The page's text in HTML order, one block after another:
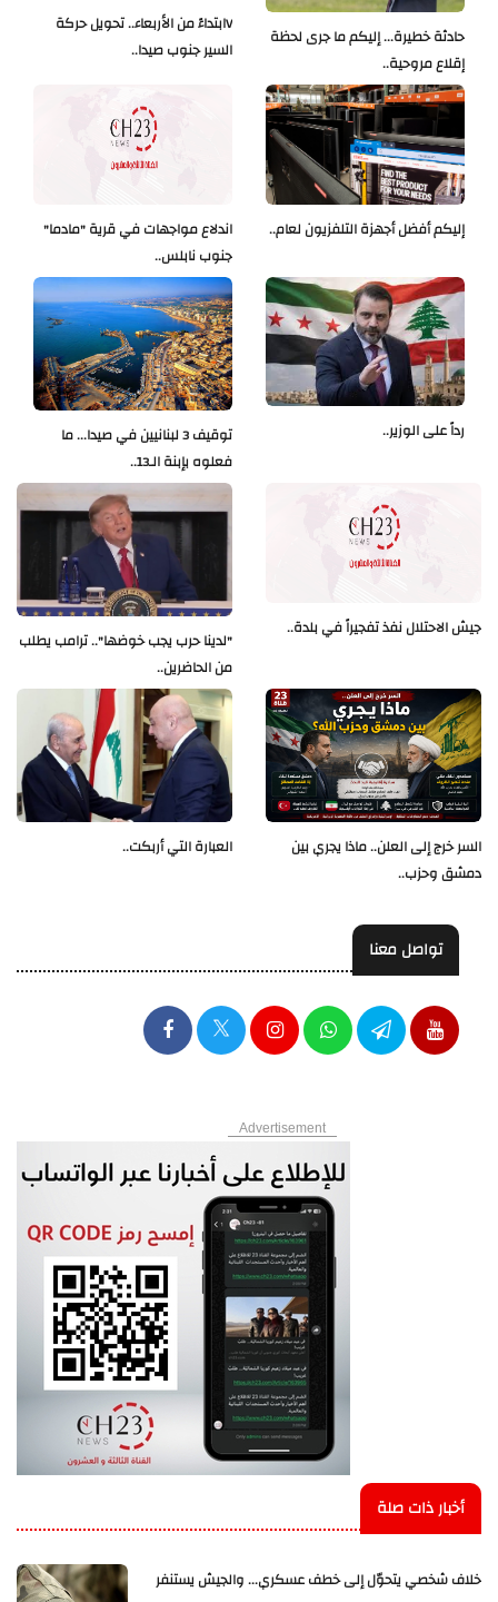
Vابتداءً من الأربعاء.. تحويل حركة
السير جنوب صيدا..
حادثة خطيرة... إليكم ما جرى لحظة
إقلاع مروحية..
اندلاع مواجهات في قرية "مادما"
جنوب نابلس..
إليكم أفضل أجهزة التلفزيون لعام..
توقيف 3 لبنانيين في صيدا... ما
فعلوه بإبنة الـ13..
رداً على الوزير..
"لدينا حرب يجب خوضها".. ترامب يطلب
من الحاضرين..
جيش الاحتلال نفذ تفجيراً في بلدة..
العبارة التي أربكت..
السر خرج إلى العلن.. ماذا يجري بين
دمشق وحزب..
تواصل معنا
Advertisement
أخبار ذات صلة
خلاف شخصي يتحوّل إلى خطف عسكري... والجيش يستنفر